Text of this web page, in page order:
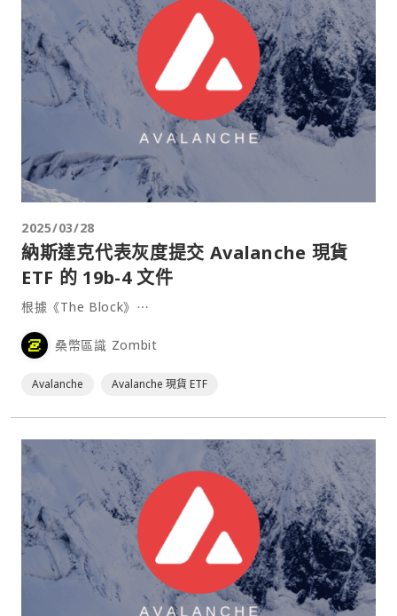
2025/03/28
納斯達克代表灰度提交 Avalanche 現貨
ETF 的 19b-4 文件
根據《The Block》⋯
桑幣區識 Zombit
Avalanche Avalanche 現貨 ETF